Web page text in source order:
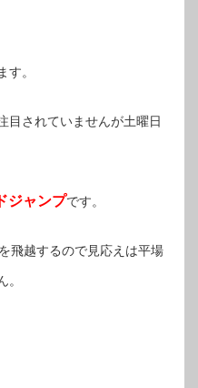
す。
目されていませんが土曜日
ジャンプです。
飛越するので見応えは平場
。